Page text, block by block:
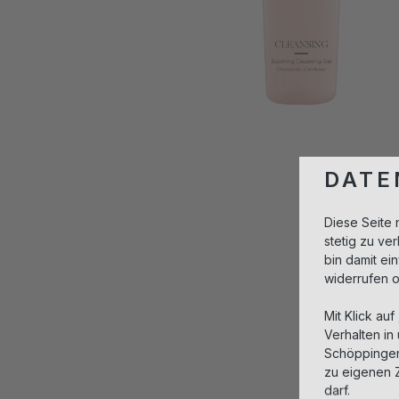
Diese Seite
stetig zu
bin damit
widerrufen
Mit Klick auf
Verhalten in
zu eigenen
darf.